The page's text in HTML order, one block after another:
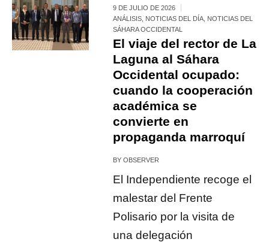
9 DE JULIO DE 2026
ANÁLISIS NOTICIAS DEL DÍA NOTICIAS DEL
SÁHARA OCCIDENTAL
El viaje del rector de La
Laguna al Sáhara
Occidental ocupado:
cuando la cooperación
académica se
convierte en
propaganda marroquí
BYOBSERVER
El Independiente recoge el
malestar del Frente
Polisario por la visita de
una delegación